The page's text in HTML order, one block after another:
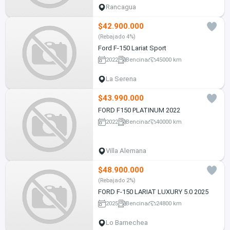
Rancagua
$42.900.000
(Rebajado 4%)
Ford F-150 Lariat Sport
2022 Bencina 45000 km
La Serena
$43.990.000
FORD F150 PLATINUM 2022
2022 Bencina 40000 km
Villa Alemana
$48.900.000
(Rebajado 2%)
FORD F-150 LARIAT LUXURY 5.0 2025
2025 Bencina 24800 km
Lo Barnechea